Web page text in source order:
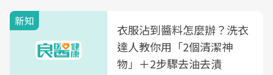
新知
衣服沾到醬料怎麼辦？洗衣
達人教你用「2個清潔神
物」＋2步驟去油去漬